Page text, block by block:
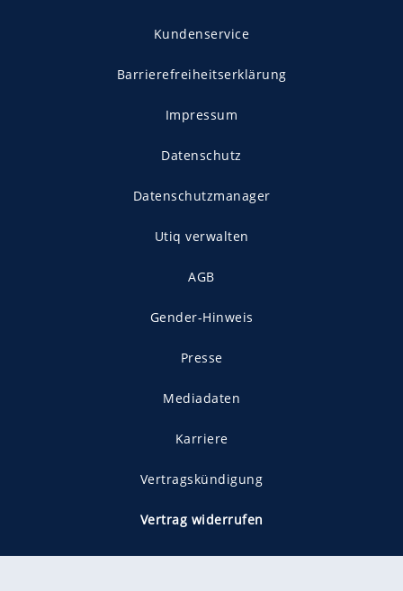
Kundenservice
Barrierefreiheitserklärung
Impressum
Datenschutz
Datenschutzmanager
Utiq verwalten
AGB
Gender-Hinweis
Presse
Mediadaten
Karriere
Vertragskündigung
Vertrag widerrufen